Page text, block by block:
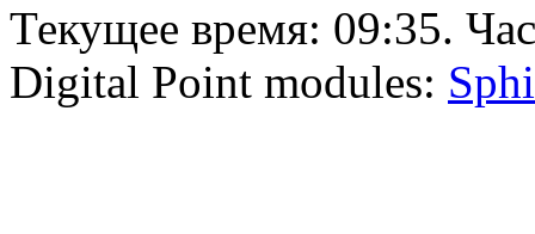
Текущее время: 09:35.
Digital Point modules: